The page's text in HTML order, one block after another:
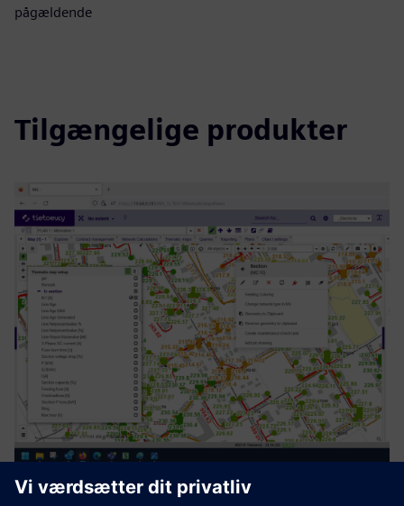
pågældende
Tilgængelige produkter
Process Automation Suite